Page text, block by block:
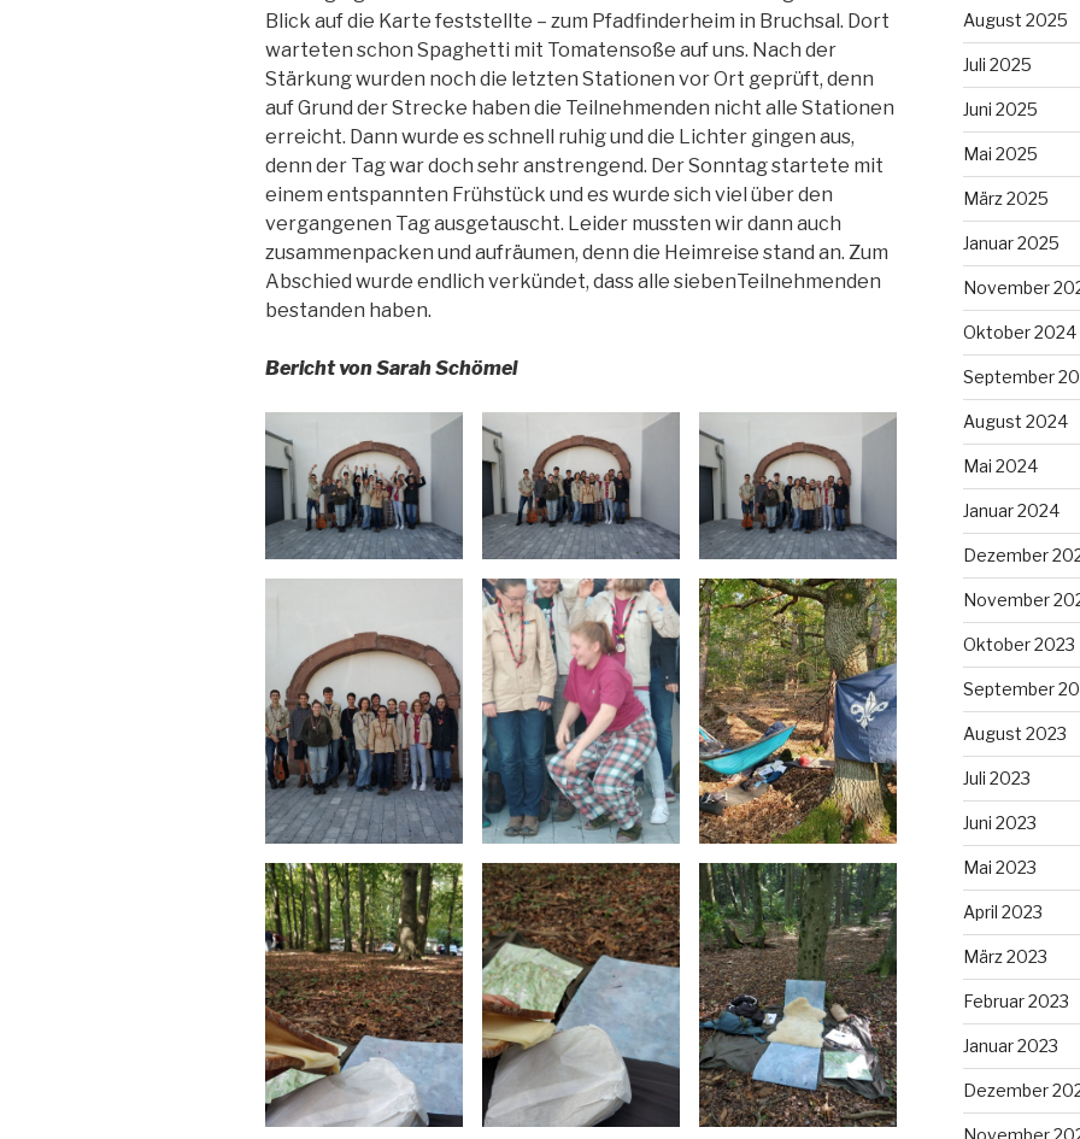
Blick auf die Karte feststellte – zum Pfadfinderheim in Bruchsal. Dort
warteten schon Spaghetti mit Tomatensoße auf uns. Nach der
Stärkung wurden noch die letzten Stationen vor Ort geprüft, denn
auf Grund der Strecke haben die Teilnehmenden nicht alle Stationen
erreicht. Dann wurde es schnell ruhig und die Lichter gingen aus,
denn der Tag war doch sehr anstrengend. Der Sonntag startete mit
einem entspannten Frühstück und es wurde sich viel über den
vergangenen Tag ausgetauscht. Leider mussten wir dann auch
zusammenpacken und aufräumen, denn die Heimreise stand an. Zum
Abschied wurde endlich verkündet, dass alle siebenTeilnehmenden
bestanden haben. ​
Bericht von Sarah Schömel
August 2025
Juli 2025
Juni 2025
Mai 2025
März 2025
Januar 2025
November
Oktober 2024
September
August 2024
Mai 2024
Januar 2024
Dezember
November
Oktober 2023
September
August 2023
Juli 2023
Juni 2023
Mai 2023
April 2023
März 2023
Februar 2023
Januar 2023
Dezember